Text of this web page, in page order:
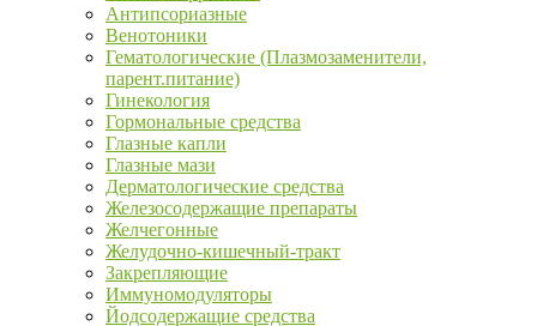
Антипсориазные
Венотоники
Гематологические (Плазмозаменители,
парент.питание)
Гинекология
Гормональные средства
Глазные капли
Глазные мази
Дерматологические средства
Железосодержащие препараты
Желчегонные
Желудочно-кишечный-тракт
Закрепляющие
Иммуномодуляторы
Йодсодержащие средства